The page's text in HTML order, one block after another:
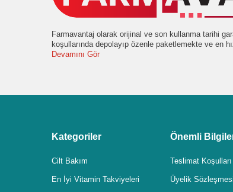
Farmavantaj olarak orijinal ve son kullanma tarihi
koşullarında depolayıp özenle paketlemekte ve en
Devamını Gör
Kategoriler
Cilt Bakım
En İyi Vitamin Takviyeleri
Önemli
Teslimat Koşulları
Üyelik Sözleşmesi